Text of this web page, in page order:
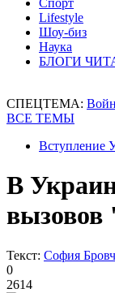
Спорт
Lifestyle
Шоу-биз
Наука
БЛОГИ
СПЕЦТЕМА:
ВСЕ ТЕМЫ
Вступление
В
Текст: София
0
2614